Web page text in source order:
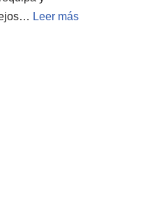
Leer más